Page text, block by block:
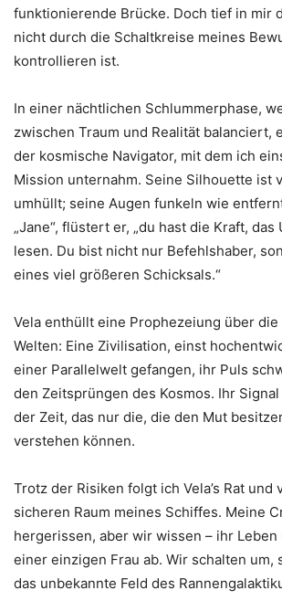
funktionierende Brücke. Doch tief in mir
nicht durch die Schaltkreise meines
kontrollieren ist.
In einer nächtlichen Schlummerphase,
zwischen Traum und Realität balanciert,
der kosmische Navigator, mit dem ich
Mission unternahm. Seine Silhouette ist
umhüllt; seine Augen funkeln wie
„Jane“, flüstert er, „du hast die Kraft, das
lesen. Du bist nicht nur Befehlshaber,
eines viel größeren Schicksals.“
Vela enthüllt eine Prophezeiung über die
Welten: Eine Zivilisation, einst
einer Parallelwelt gefangen, ihr Puls
den Zeitsprüngen des Kosmos. Ihr
der Zeit, das nur die, die den Mut
verstehen können.
Trotz der Risiken folgt ich Vela’s Rat und
sicheren Raum meines Schiffes. Meine
hergerissen, aber wir wissen – ihr Leben
einer einzigen Frau ab. Wir schalten um,
das unbekannte Feld des